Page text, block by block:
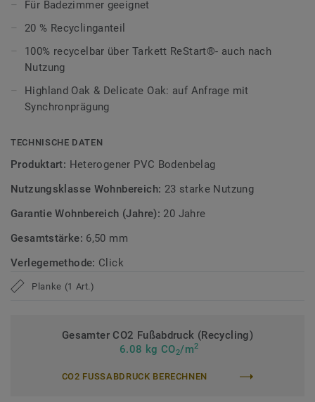
ultramatte Optik und schützt zuverlässig vor Kratzern,
Zirkulär gedacht
recycelbar. Zudem ist der Bodenbelag phthalatfrei und
weist sehr niedrige VOC-Emissionen auf, geprüft nach
iD Classics Click Ultimate ist auch mit 0,70 mm
Objekt (Link zur Kollektion).
>> Erfahren Sie mehr über Tarkett Klick Vinyl.
Für Badezimmer geeignet
20 % Recyclinganteil
100% recycelbar über Tarkett ReStart®- auch nach
Nutzung
Highland Oak & Delicate Oak: auf Anfrage mit
Synchronprägung
TECHNISCHE DATEN
Produktart: Heterogener PVC Bodenbelag
Nutzungsklasse Wohnbereich: 23 starke Nutzung
Garantie Wohnbereich (Jahre): 20 Jahre
Gesamtstärke: 6,50 mm
Verlegemethode: Click
Planke (1 Art.)
Gesamter CO2 Fußabdruck (Recycling)
6.08 kg CO2/m2
CO2 FUSSABDRUCK BERECHNEN